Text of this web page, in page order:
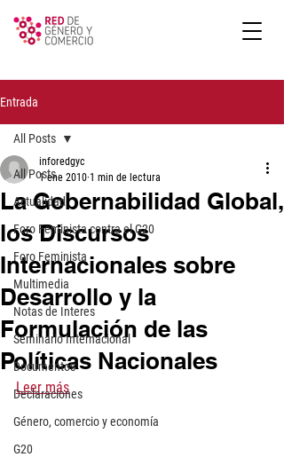
Entrada
All Posts
Actualidad
Foro Feminista contra el G20
Foro Feminista
Multimedia
Notas de Interes
Seminario Internacional
Documentos
Declaraciones
Género, comercio y economía
G20
All Posts
La Gobernabilidad Global,
los Discursos
Internacionales sobre
Desarrollo y la
Formulación de las
Políticas Nacionales
inforedgyc
1 ene 2010 1 min de lectura
Leer más